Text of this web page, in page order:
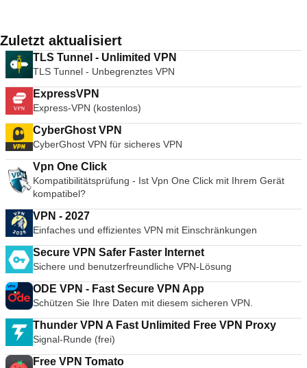
Zuletzt aktualisiert
TLS Tunnel - Unlimited VPN
TLS Tunnel - Unbegrenztes VPN
ExpressVPN
Express-VPN (kostenlos)
CyberGhost VPN
CyberGhost VPN für sicheres VPN
Vpn One Click
Kompatibilitätsprüfung - Ist Vpn One Click mit Ihrem Gerät
kompatibel?
VPN - 2027
Einfaches und effizientes VPN mit Einschränkungen
Secure VPN Safer Faster Internet
Sichere und benutzerfreundliche VPN-Lösung
ODE VPN - Fast Secure VPN App
Schützen Sie Ihre Daten mit diesem sicheren VPN.
Thunder VPN A Fast Unlimited Free VPN Proxy
Signal-Runde (frei)
Free VPN Tomato